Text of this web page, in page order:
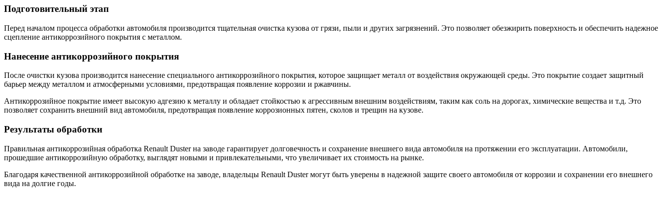
Подготовительный этап
Перед началом процесса обработки автомобиля производится тщательная очистка кузова от грязи, пыли и других загрязнений. Это позволяет обезжирить поверхность и обеспечить надежное
сцепление антикоррозийного покрытия с металлом.
Нанесение антикоррозийного покрытия
После очистки кузова производится нанесение специального антикоррозийного покрытия, которое защищает металл от воздействия окружающей среды. Это покрытие создает защитный
барьер между металлом и атмосферными условиями, предотвращая появление коррозии и ржавчины.
Антикоррозийное покрытие имеет высокую адгезию к металлу и обладает стойкостью к агрессивным внешним воздействиям, таким как соль на дорогах, химические вещества и т.д. Это
позволяет сохранить внешний вид автомобиля, предотвращая появление коррозионных пятен, сколов и трещин на кузове.
Результаты обработки
Правильная антикоррозийная обработка Renault Duster на заводе гарантирует долговечность и сохранение внешнего вида автомобиля на протяжении его эксплуатации. Автомобили,
прошедшие антикоррозийную обработку, выглядят новыми и привлекательными, что увеличивает их стоимость на рынке.
Благодаря качественной антикоррозийной обработке на заводе, владельцы Renault Duster могут быть уверены в надежной защите своего автомобиля от коррозии и сохранении его внешнего
вида на долгие годы.